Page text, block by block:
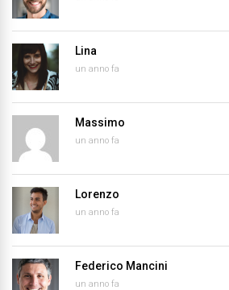
Lina
un anno fa
Massimo
un anno fa
Lorenzo
un anno fa
Federico Mancini
un anno fa